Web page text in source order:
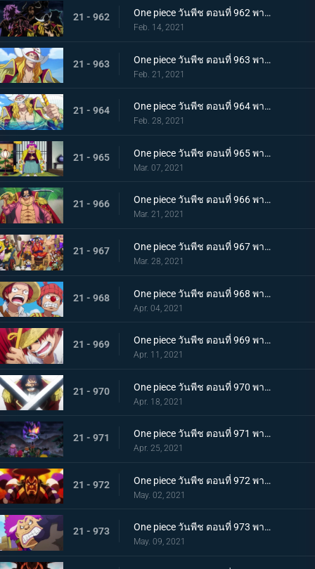
21 - 962 One piece วันพีช ตอนที่ 962 พากย์ไทย ชะตาชีวิตที่เปลี่ยนแปลง กลุ่มโจรสลัดหนวดขาวเกยตื้น!!
Feb. 14, 2021
21 - 963 One piece วันพีช ตอนที่ 963 พากย์ไทย ความมุ่งมั่นของโอเด้ง! การทดสอบของหนวดขาว!
Feb. 21, 2021
21 - 964 One piece วันพีช ตอนที่ 964 พากย์ไทย น้องชายของหนวดขาว! การผจญภัยของโอเด้ง!
Feb. 28, 2021
21 - 965 One piece วันพีช ตอนที่ 965 พากย์ไทย ดวลดาบ! โรเจอร์กับหนวดขาว!
Mar. 07, 2021
21 - 966 One piece วันพีช ตอนที่ 966 พากย์ไทย ความปรารถนาของโรเจอร์! การเดินทางครั้งใหม่
Mar. 21, 2021
21 - 967 One piece วันพีช ตอนที่ 967 พากย์ไทย อุทิศชีวิต! การผจญภัยของโรเจอร์!
Mar. 28, 2021
21 - 968 One piece วันพีช ตอนที่ 968 พากย์ไทย ราชาโจรสลัดถือกำเนิด ถึงแล้ว! เกาะสุดท้าย
Apr. 04, 2021
21 - 969 One piece วันพีช ตอนที่ 969 พากย์ไทย มุ่งสู่วะโนะคุนิ! โจรสลัดโรเจอร์สลายตัว!
Apr. 11, 2021
21 - 970 One piece วันพีช ตอนที่ 970 พากย์ไทย ข่าวร้าย เปิดยุคแห่งโจรสลัด
Apr. 18, 2021
21 - 971 One piece วันพีช ตอนที่ 971 พากย์ไทย บุก! โอเด้งและ 9 ปลอกดาบแดง
Apr. 25, 2021
21 - 972 One piece วันพีช ตอนที่ 972 พากย์ไทย ถึงเวลาตัดสิน! โอเด้งปะทะไคโด!
May. 02, 2021
21 - 973 One piece วันพีช ตอนที่ 973 พากย์ไทย ต้มจนตาย การต่อสู้ 1 ชั่วโมงของโอเด้ง
May. 09, 2021